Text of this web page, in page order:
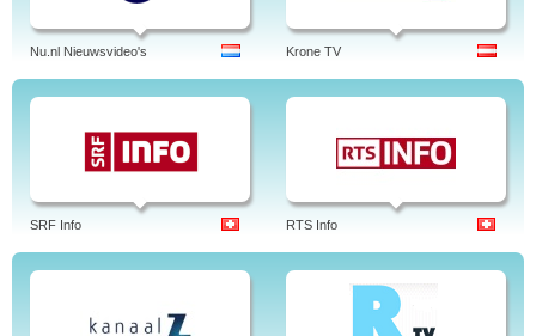
Nu.nl Nieuwsvideo's Krone TV
SRF Info RTS Info